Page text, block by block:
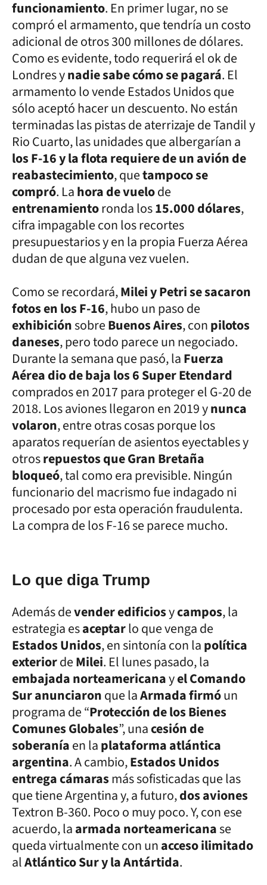
funcionamiento. En primer lugar, no se
compró el armamento, que tendría un costo
adicional de otros 300 millones de dólares.
Como es evidente, todo requerirá el ok de
Londres ynadie sabe cómo se pagará. El
armamento lo vende Estados Unidos que
sólo aceptó hacer un descuento. No están
terminadas las pistas de aterrizaje de Tandil y
Rio Cuarto, las unidades que albergarían a
los F-16 y la flota requiere de un avión de
reabastecimiento, quetampoco se
compró. Lahora de vuelode
entrenamientoronda los15.000 dólares,
cifra impagable con los recortes
presupuestarios y en la propia Fuerza Aérea
dudan de que alguna vez vuelen.
Como se recordará,Milei y Petri se sacaron
fotos en los F-16, hubo un paso de
exhibiciónsobreBuenos Aires, conpilotos
daneses, pero todo parece un negociado.
Durante la semana que pasó, laFuerza
Aérea dio de baja los 6 Super Etendard
comprados en 2017 para proteger el G-20 de
2018. Los aviones llegaron en 2019 ynunca
volaron, entre otras cosas porque los
aparatos requerían de asientos eyectables y
otrosrepuestos que Gran Bretaña
bloqueó, tal como era previsible. Ningún
funcionario del macrismo fue indagado ni
procesado por esta operación fraudulenta.
La compra de los F-16 se parece mucho.
Lo que diga Trump
Además devender edificiosycampos, la
estrategia esaceptarlo que venga de
Estados Unidos, en sintonía con lapolítica
exteriordeMilei. El lunes pasado, la
embajada norteamericanayel Comando
Sur anunciaronque laArmada firmóun
programa de “Protección de los Bienes
Comunes Globales”, unacesión de
soberaníaen laplataforma atlántica
argentina. A cambio,Estados Unidos
entrega cámarasmás sofisticadas que las
que tiene Argentina y, a futuro,dos aviones
Textron B-360. Poco o muy poco. Y, con ese
acuerdo, laarmada norteamericanase
queda virtualmente con unacceso ilimitado
alAtlántico Sur y la Antártida.